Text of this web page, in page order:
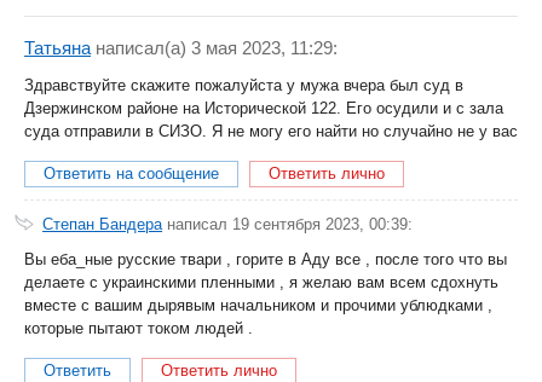
Татьяна написал(a) 3 мая 2023, 11:29:
Здравствуйте скажите пожалуйста у мужа вчера был суд в
Дзержинском районе на Исторической 122. Его осудили и с зала
суда отправили в СИЗО. Я не могу его найти но случайно не у вас
Ответить на сообщение Ответить лично
Степан Бандера написал 19 сентября 2023, 00:39:
Вы еба_ные русские твари , горите в Аду все , после того что вы
делаете с украинскими пленными , я желаю вам всем сдохнуть
вместе с вашим дырявым начальником и прочими ублюдками ,
которые пытают током людей .
Ответить Ответить лично